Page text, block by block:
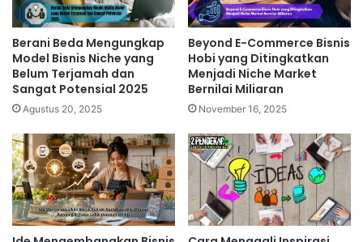
Berani Beda Mengungkap
Model Bisnis Niche yang
Belum Terjamah dan
Sangat Potensial 2025
Agustus 20, 2025
Beyond E-Commerce Bisnis
Hobi yang Ditingkatkan
Menjadi Niche Market
Bernilai Miliaran
November 16, 2025